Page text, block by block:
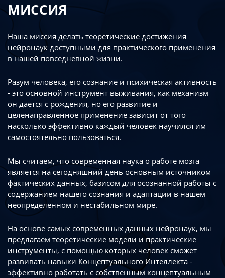
МИССИЯ
Наша миссия делать теоретические достижения
нейронаук доступными для практического применения
в нашей повседневной жизни.
Разум человека, его сознание и психическая активность
- это основной инструмент выживания, как механизм
он дается с рождения, но его развитие и
целенаправленное применение зависит от того
насколько эффективно каждый человек научился им
самостоятельно пользоваться.
Мы считаем, что современная наука о работе мозга
является на сегодняшний день основным источником
фактических данных, базисом для осознанной работы с
содержанием нашего сознания и адаптации в нашем
неопределенном и нестабильном мире.
На основе самых современных данных нейронаук, мы
предлагаем теоретические модели и практические
инструменты, с помощью которых человек сможет
развивать навыки Концептуального Интеллекта -
эффективно работать с собственным концептуальным